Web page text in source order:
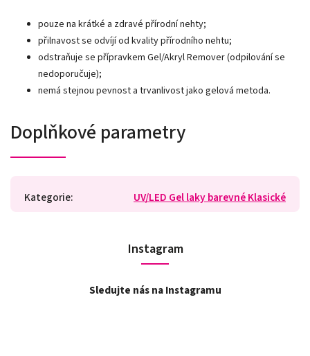
pouze na krátké a zdravé přírodní nehty;
přilnavost se odvíjí od kvality přírodního nehtu;
odstraňuje se přípravkem Gel/Akryl Remover (odpilování se
nedoporučuje);
nemá stejnou pevnost a trvanlivost jako gelová metoda.
Doplňkové parametry
Kategorie: UV/LED Gel laky barevné Klasické
Instagram
Sledujte nás na Instagramu